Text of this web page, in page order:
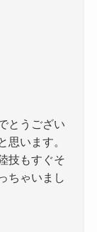
とうござい
思います。
技もすぐそ
ちゃいまし